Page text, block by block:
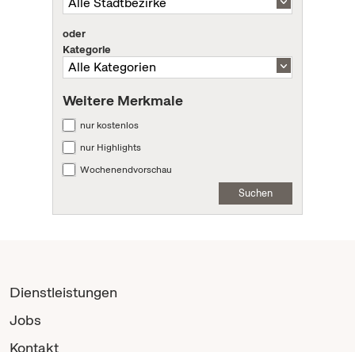
oder
Kategorie
Weitere Merkmale
nur kostenlos
nur Highlights
Wochenendvorschau
Suchen
Dienstleistungen
Jobs
Kontakt